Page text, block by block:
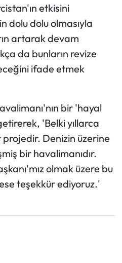
etkisini
dolu dolu olmasıyla
artarak devam
da bunların revize
ifade etmek
bir 'hayal
'Belki yıllarca
projedir. Denizin üzerine
bir havalimanıdır.
olmak üzere bu
teşekkür ediyoruz.'